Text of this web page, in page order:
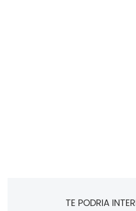
TE PODRIA